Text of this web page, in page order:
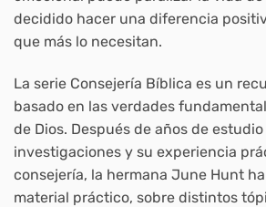
decidido hacer una diferencia
que más lo necesitan.
La serie Consejería Bíblica es un
basado en las verdades
de Dios. Después de años de
investigaciones y su experiencia
consejería, la hermana June Hunt
material práctico, sobre distintos